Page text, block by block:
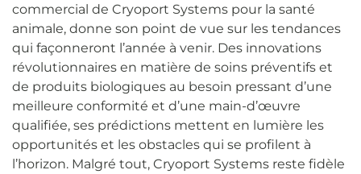
commercial de Cryoport Systems pour la santé
animale, donne son point de vue sur les tendances
qui façonneront l’année à venir. Des innovations
révolutionnaires en matière de soins préventifs et
de produits biologiques au besoin pressant d’une
meilleure conformité et d’une main-d’œuvre
qualifiée, ses prédictions mettent en lumière les
opportunités et les obstacles qui se profilent à
l’horizon. Malgré tout, Cryoport Systems reste fidèle